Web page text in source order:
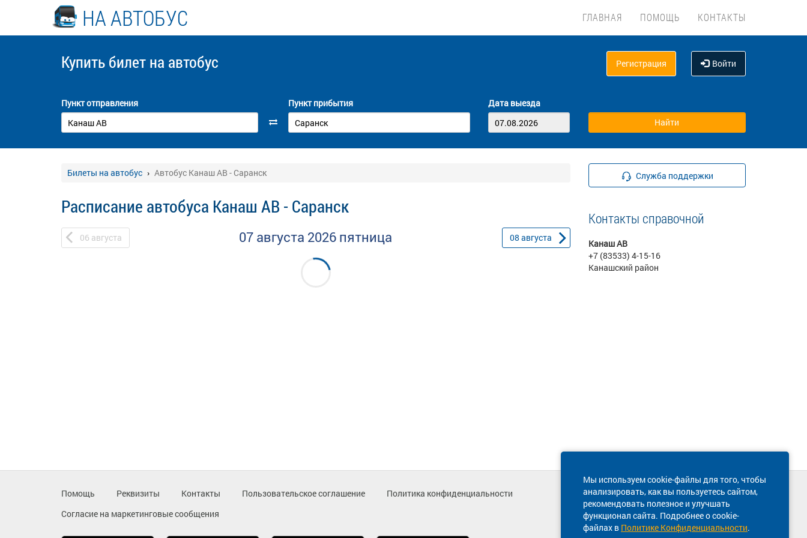
НА АВТОБУС ГЛАВНАЯ ПОМОЩЬ КОНТАКТЫ
Купить билет на автобус Регистрация Войти
Пункт отправления Пункт прибытия Дата выезда
Билеты на автобус Автобус Канаш АВ - Саранск
Расписание автобуса Канаш АВ - Саранск
06 августа 07 августа 2026 пятница 08 августа
Служба поддержки
Контакты справочной
Канаш АВ
+7 (83533) 4-15-16
Канашский район
Мы используем cookie-файлы для того, чтобы
анализировать, как вы пользуетесь сайтом,
рекомендовать полезное и улучшать
функционал сайта. Подробнее о cookie-
файлах в Политике Конфиденциальности.
Помощь Реквизиты Контакты Пользовательское соглашение
Политика конфиденциальности
Согласие на маркетинговые сообщения
Техническая поддержка сайта
8 800 600-03-38